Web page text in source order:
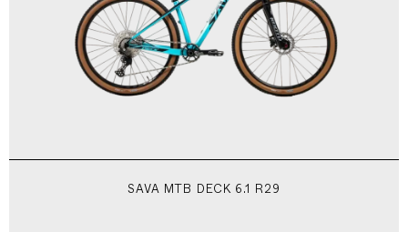
SAVA MTB DECK 6.1 R29